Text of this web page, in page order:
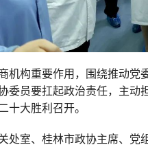
机构重要作用，围绕推动党
委员要扛起政治责任，主
十大胜利召开。
处室、桂林市政协主席、党